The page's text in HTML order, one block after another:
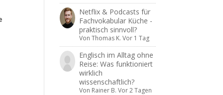
Netflix & Podcasts für
Fachvokabular Küche -
praktisch sinnvoll?
Von Thomas K. Vor 1 Tag
Englisch im Alltag ohne
Reise: Was funktioniert
wirklich
wissenschaftlich?
Von Rainer B. Vor 2 Tagen